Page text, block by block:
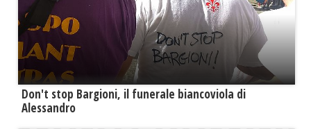
Don't stop Bargioni, il funerale biancoviola di
Alessandro